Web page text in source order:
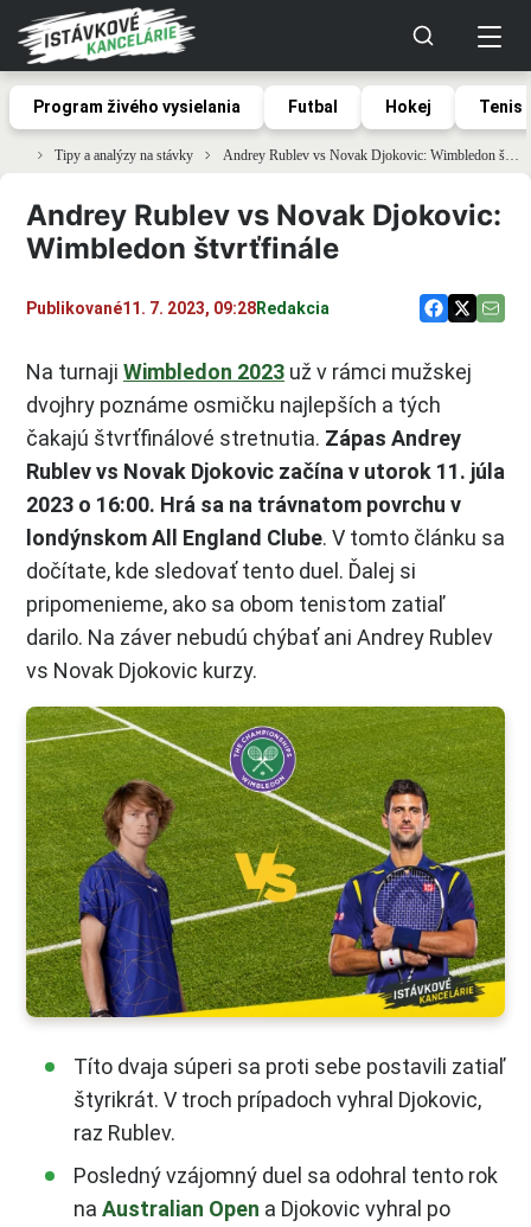
Program živého vysielania Futbal Hokej Tenis
Tipy a analýzy na stávky Andrey Rublev vs Novak Djokovic: Wimbledon štvrťfinále
Andrey Rublev vs Novak Djokovic:
Wimbledon štvrťfinále
Publikované11. 7. 2023, 09:28Redakcia
Na turnaji Wimbledon 2023 už v rámci mužskej
dvojhry poznáme osmičku najlepších a tých
čakajú štvrťfinálové stretnutia. Zápas Andrey
Rublev vs Novak Djokovic začína v utorok 11. júla
2023 o 16:00. Hrá sa na trávnatom povrchu v
londýnskom All England Clube. V tomto článku sa
dočítate, kde sledovať tento duel. Ďalej si
pripomenieme, ako sa obom tenistom zatiaľ
darilo. Na záver nebudú chýbať ani Andrey Rublev
vs Novak Djokovic kurzy.
Títo dvaja súperi sa proti sebe postavili zatiaľ
štyrikrát. V troch prípadoch vyhral Djokovic,
raz Rublev.
Posledný vzájomný duel sa odohral tento rok
na Australian Open a Djokovic vyhral po